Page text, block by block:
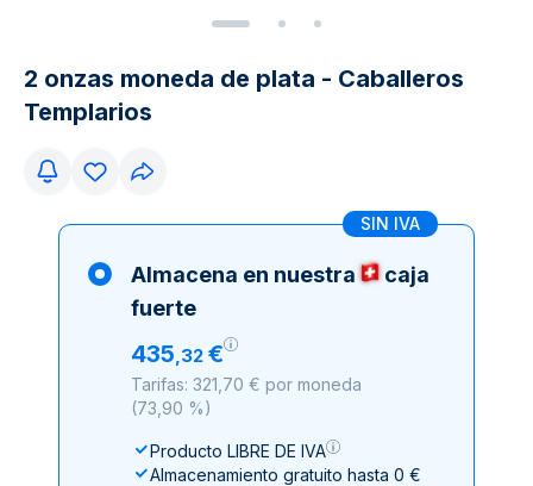
2 onzas moneda de plata - Caballeros
Templarios
SIN IVA
Almacena en nuestra
caja
fuerte
435,32 €
Tarifas: 321,70 € por moneda
(73,90 %)
Producto LIBRE DE IVA
Almacenamiento gratuito hasta 0 €